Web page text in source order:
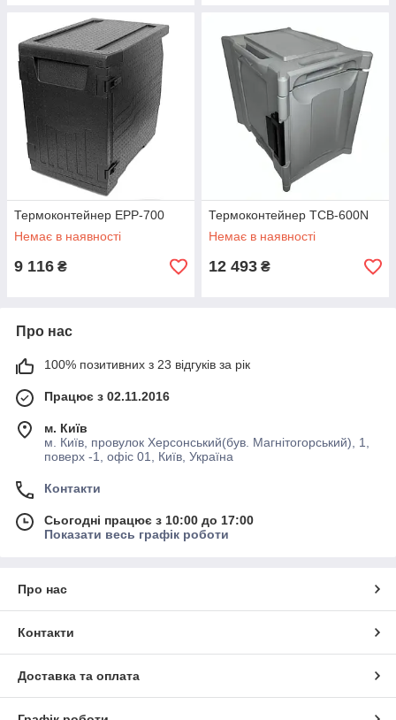
Термоконтейнер EPP-700
Немає в наявності
9 116 ₴
Термоконтейнер TCB-600N
Немає в наявності
12 493 ₴
Про нас
100% позитивних з 23 відгуків за рік
Працює з 02.11.2016
м. Київ
м. Київ, провулок Херсонський(був. Магнітогорський), 1,
поверх -1, офіс 01, Київ, Україна
Контакти
Сьогодні працює з 10:00 до 17:00
Показати весь графік роботи
Про нас
Контакти
Доставка та оплата